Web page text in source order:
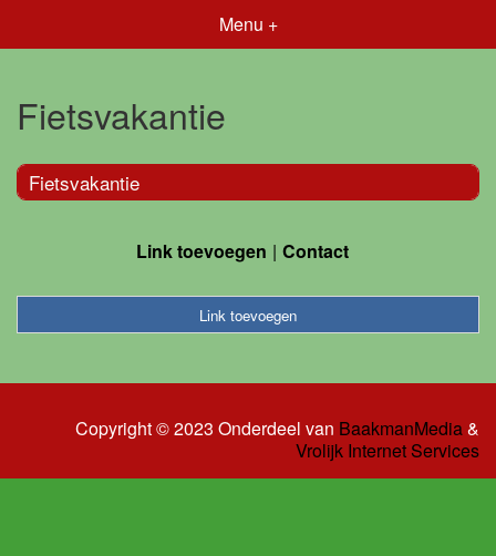
Menu +
Fietsvakantie
Fietsvakantie
Link toevoegen Contact
Link toevoegen
Copyright © 2023 Onderdeel van BaakmanMedia&
Vrolijk Internet Services